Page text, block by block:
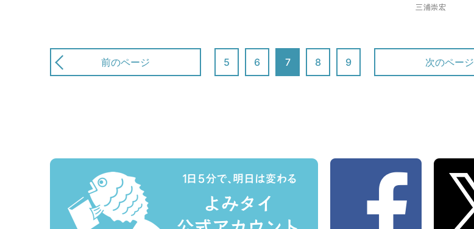
三浦崇宏
前のページ 5 6 7 8 9 次のページ